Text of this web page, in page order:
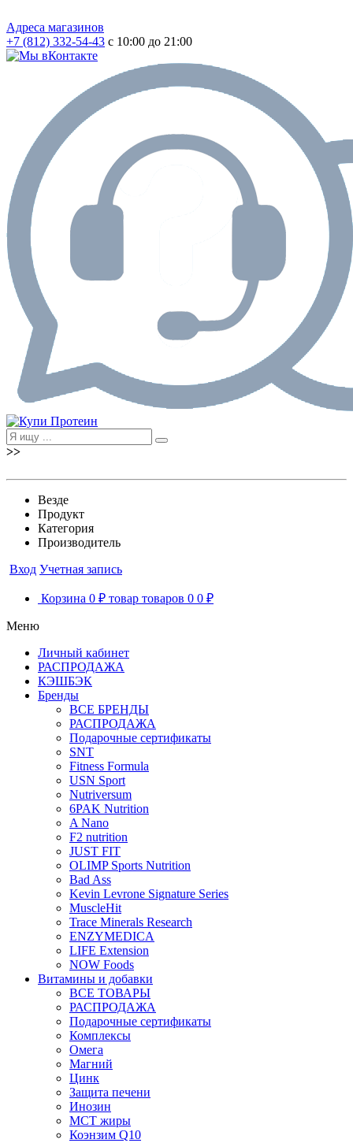
Адреса магазинов
+7 (812) 332-54-43 с 10:00 до 21:00
>>
Везде
Продукт
Категория
Производитель
Вход Учетная запись
Корзина 0 ₽ товар товаров 0 0 ₽
Меню
Личный кабинет
РАСПРОДАЖА
КЭШБЭК
Бренды
ВСЕ БРЕНДЫ
РАСПРОДАЖА
Подарочные сертификаты
SNT
Fitness Formula
USN Sport
Nutriversum
6PAK Nutrition
A Nano
F2 nutrition
JUST FIT
OLIMP Sports Nutrition
Bad Ass
Kevin Levrone Signature Series
MuscleHit
Trace Minerals Research
ENZYMEDICA
LIFE Extension
NOW Foods
Витамины и добавки
ВСЕ ТОВАРЫ
РАСПРОДАЖА
Подарочные сертификаты
Комплексы
Омега
Магний
Цинк
Защита печени
Инозин
МСТ жиры
Коэнзим Q10